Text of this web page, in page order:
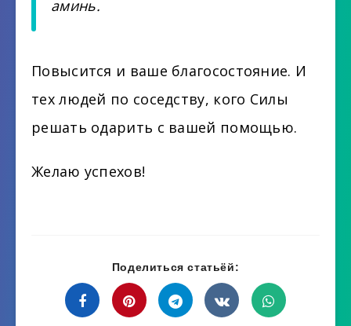
аминь.
Повысится и ваше благосостояние. И
тех людей по соседству, кого Силы
решать одарить с вашей помощью.
Желаю успехов!
Поделиться статьёй: